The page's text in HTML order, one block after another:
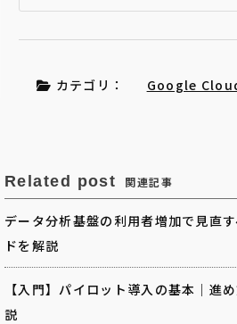
カテゴリ： Google
Related post 関連記事
データ分析基盤の利用者増加で見直
ドを解説
【入門】パイロット導入の基本｜進
説